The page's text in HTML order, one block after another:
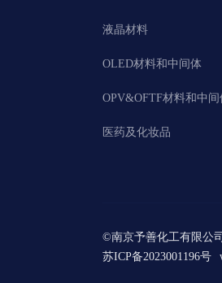
液晶材料
OLED材料和中间体
OPV&OFTF材料和中间
医药及化妆品
©南京予善化工有限公
苏ICP备2023001196号